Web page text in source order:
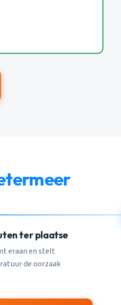
ter plaatse
eraan en stelt
de oorzaak